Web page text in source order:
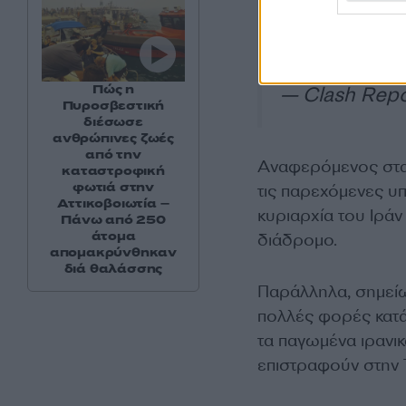
services will
This important
— Clash
Αναφερόμενος
τις παρεχόμενες
κυριαρχία του
διάδρομο.
Παράλληλα,
πολλές φορές
τα παγωμένα
επιστραφούν στην
Πώς η
Πυροσβεστική
διέσωσε
ανθρώπινες ζωές
από την
καταστροφική
φωτιά στην
Αττικοβοιωτία –
Πάνω από 250
άτομα
απομακρύνθηκαν
διά θαλάσσης